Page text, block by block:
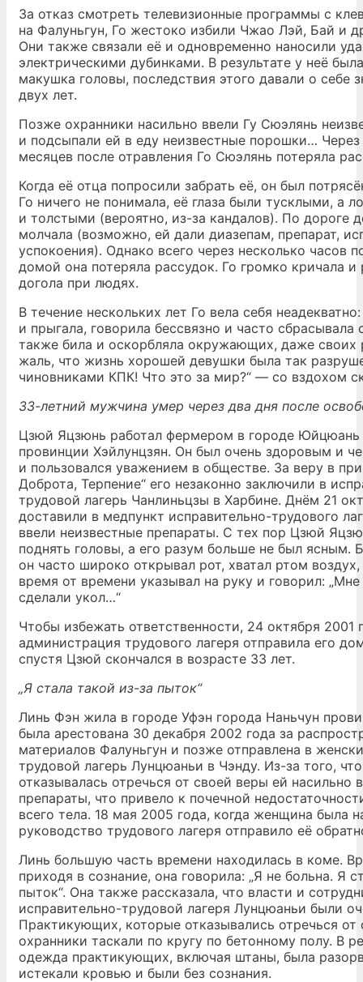
За отказ смотреть телевизионные программы с
на Фалуньгун, Го жестоко избили Чжао Лэй, Бай и
Они также связали её и одновременно наносили
электрическими дубинками. В результате у неё
макушка головы, последствия этого давали о себе
двух лет.
Позже охранники насильно ввели Гу Сюэлянь
и подсыпали ей в еду неизвестные порошки… Через
месяцев после отравления Го Сюэлянь потеряла
Когда её отца попросили забрать её, он был
Го ничего не понимала, её глаза были тусклыми, а
и толстыми (вероятно, из-за кандалов). По дороге
молчала (возможно, ей дали диазепам, препарат,
успокоения). Однако всего через несколько часов
домой она потеряла рассудок. Го громко кричала и
догола при людях.
В течение нескольких лет Го вела себя
и прыгала, говорила бессвязно и часто
также била и оскорбляла окружающих, даже своих
жаль, что жизнь хорошей девушки была так
чиновниками КПК! Что это за мир?“ — со вздохом
33-летний мужчина умер через два дня после
Цзюй Яцзюнь работал фермером в городе Юйцюань
провинции Хэйлунцзян. Он был очень здоровым и
и пользовался уважением в обществе. За веру в
Доброта, Терпение“ его незаконно заключили в
трудовой лагерь Чанлиньцзы в Харбине. Днём 21
доставили в медпункт исправительно-трудового
ввели неизвестные препараты. С тех пор Цзюй
поднять головы, а его разум больше не был ясным.
он часто широко открывал рот, хватал ртом
время от времени указывал на руку и говорил:
сделали укол…“
Чтобы избежать ответственности, 24 октября 2001
администрация трудового лагеря отправила его
спустя Цзюй скончался в возрасте 33 лет.
„Я стала такой из-за пыток“
Линь Фэн жила в городе Уфэн города Наньчун
была арестована 30 декабря 2002 года за
материалов Фалуньгун и позже отправлена в
трудовой лагерь Лунцюаньи в Чэнду. Из-за того,
отказывалась отречься от своей веры ей насильно
препараты, что привело к почечной
всего тела. 18 мая 2005 года, когда женщина была
руководство трудового лагеря отправило её
Линь большую часть времени находилась в коме.
приходя в сознание, она говорила: „Я не больна. Я
пыток“. Она также рассказала, что власти и
исправительно-трудовой лагеря Лунцюаньи были
Практикующих, которые отказывались отречься от
охранники таскали по кругу по бетонному полу. В
одежда практикующих, включая штаны, была
истекали кровью и были без сознания.